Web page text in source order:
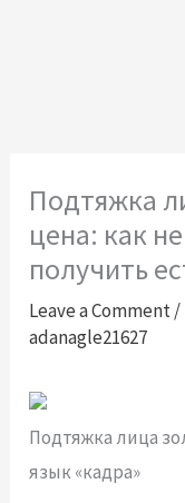
Подтяжка
цена: как
получить
Leave a Comment/
adanagle21627
Подтяжка лица
язык «кадра»